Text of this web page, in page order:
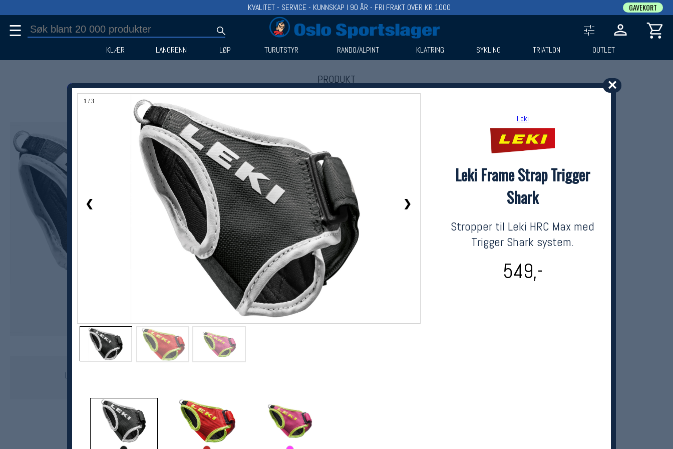
✕
1 / 3
❮ ❯
Leki
Leki Frame Strap Trigger
Shark
Stropper til Leki HRC Max med
Trigger Shark system.
549,-
KVALITET - SERVICE - KUNNSKAP I 90 ÅR - FRI FRAKT OVER KR 1000 GAVEKORT
☰
KLÆR LANGRENN LØP TURUTSTYR RANDO/ALPINT KLATRING SYKLING TRIATLON OUTLET
PRODUKT
Produkter (1)
Leki
Leki Frame Strap Trigger Shark